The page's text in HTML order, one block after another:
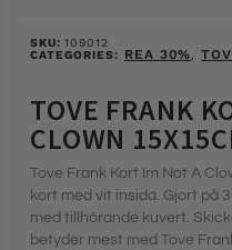
SKU:109012
CATEGORIES: REA 30%,
TOVE FRANK
CLOWN
Tove Frank Kort Im Not A
kort med vit insida. Gjort på
med tillhörande kuvert.
betyder mest med Tove